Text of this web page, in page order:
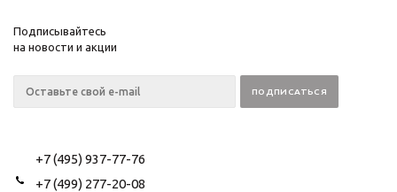
Подписывайтесь
на новости и акции
+7 (495) 937-77-76
+7 (499) 277-20-08